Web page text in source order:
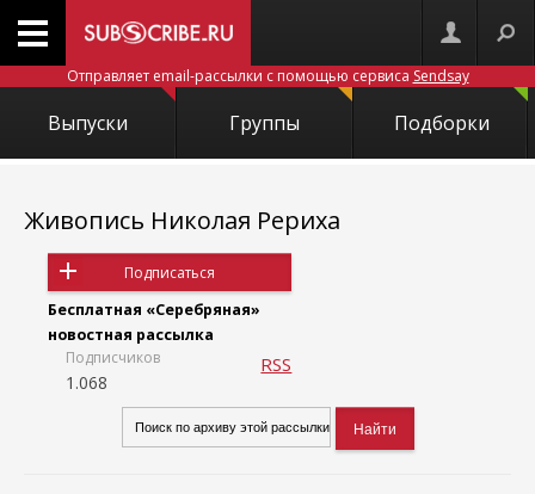
Отправляет email-рассылки с помощью сервиса Sendsay
Выпуски Группы Подборки
Живопись Николая Рериха
Подписаться
Бесплатная «Серебряная»
новостная рассылка
Подписчиков
1.068
RSS